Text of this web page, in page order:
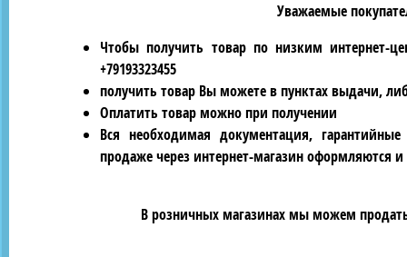
Уважаемые
Чтобы получить товар по низким интернет-
+79193323455
получить товар Вы можете в пунктах выдачи,
Оплатить товар можно при получении
Вся необходимая документация,
продаже через интернет-магазин оформляются
В розничных магазинах мы можем